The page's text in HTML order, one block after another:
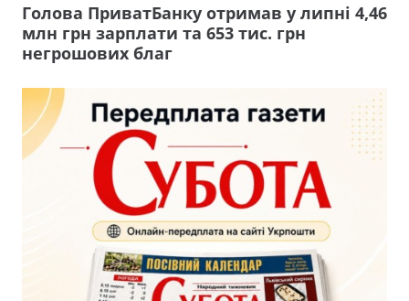
Голова ПриватБанку отримав у липні 4,46
млн грн зарплати та 653 тис. грн
негрошових благ